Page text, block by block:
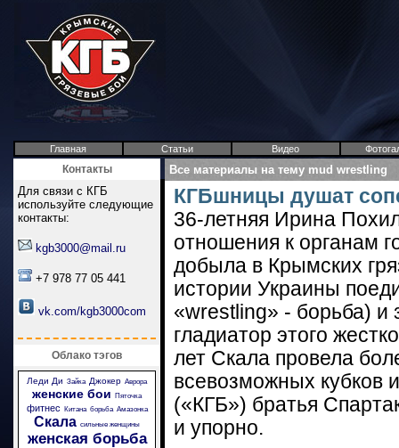
Главная Статьи Видео
Контакты
Для связи с КГБ
используйте следующие
контакты:
kgb3000@mail.ru
+7 978 77 05 441
vk.com/kgb3000com
Облако тэгов
Леди Ди Зайка Джокер Аврора
женские бои Пяточка
фитнес Китана борьба Амазонка
Скала сильные женщины
женская борьба
Все материалы на тему mud wrestling
КГБшницы душат
36-летняя Ирина
отношения к органам
добыла в Крымских
истории Украины
«wrestling» - борьба) и
гладиатор этого
лет Скала провела
всевозможных кубков
(«КГБ») братья
и упорно.